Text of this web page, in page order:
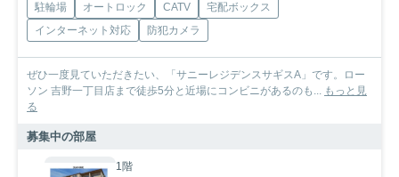
駐輪場 オートロック CATV
宅配ボックス
インターネット対応
防犯カメラ
ぜひ一度見ていただきたい、「サニーレジデンスサギスA」です。ロー
ソン 吉野一丁目店まで徒歩5分と近場にコンビニがあるのも...
もっと見
る
募集中の部屋
1階